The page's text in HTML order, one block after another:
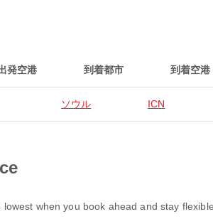
発空港 到着都市 到着空港
ソウル ICN
when you book ahead and stay